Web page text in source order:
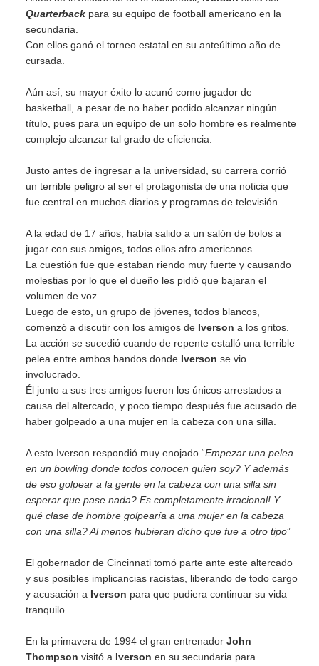
Quarterback para su equipo de football americano en la
secundaria.
Con ellos ganó el torneo estatal en su anteúltimo año de
cursada.
Aún así, su mayor éxito lo acunó como jugador de
basketball, a pesar de no haber podido alcanzar ningún
título, pues para un equipo de un solo hombre es realmente
complejo alcanzar tal grado de eficiencia.
Justo antes de ingresar a la universidad, su carrera corrió
un terrible peligro al ser el protagonista de una noticia que
fue central en muchos diarios y programas de televisión.
A la edad de 17 años, había salido a un salón de bolos a
jugar con sus amigos, todos ellos afro americanos.
La cuestión fue que estaban riendo muy fuerte y causando
molestias por lo que el dueño les pidió que bajaran el
volumen de voz.
Luego de esto, un grupo de jóvenes, todos blancos,
comenzó a discutir con los amigos de Iverson a los gritos.
La acción se sucedió cuando de repente estalló una terrible
pelea entre ambos bandos donde Iverson se vio
involucrado.
Él junto a sus tres amigos fueron los únicos arrestados a
causa del altercado, y poco tiempo después fue acusado de
haber golpeado a una mujer en la cabeza con una silla.
A esto Iverson respondió muy enojado “Empezar una pelea
en un bowling donde todos conocen quien soy? Y además
de eso golpear a la gente en la cabeza con una silla sin
esperar que pase nada? Es completamente irracional! Y
qué clase de hombre golpearía a una mujer en la cabeza
con una silla? Al menos hubieran dicho que fue a otro tipo”
El gobernador de Cincinnati tomó parte ante este altercado
y sus posibles implicancias racistas, liberando de todo cargo
y acusación a Iverson para que pudiera continuar su vida
tranquilo.
En la primavera de 1994 el gran entrenador John
Thompson visitó a Iverson en su secundaria para